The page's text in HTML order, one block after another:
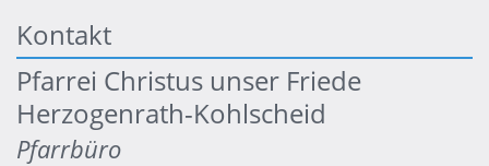
Kontakt
Pfarrei Christus unser Friede
Herzogenrath-Kohlscheid
Pfarrbüro